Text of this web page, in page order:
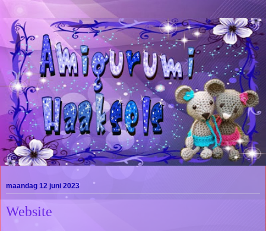
maandag 12 juni 2023
Website